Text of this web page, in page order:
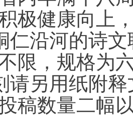
极健康向上
仁沿河的诗
限，规格为
请另用纸附
稿数量二幅